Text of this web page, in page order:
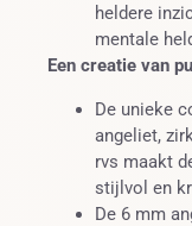
heldere
mentale
Een creatie van
De unieke
angeliet,
rvs maakt
stijlvol en
De 6 mm